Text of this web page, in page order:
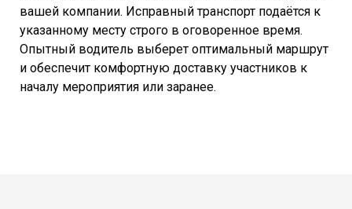
вашей компании. Исправный транспорт подаётся к
указанному месту строго в оговоренное время.
Опытный водитель выберет оптимальный маршрут
и обеспечит комфортную доставку участников к
началу мероприятия или заранее.